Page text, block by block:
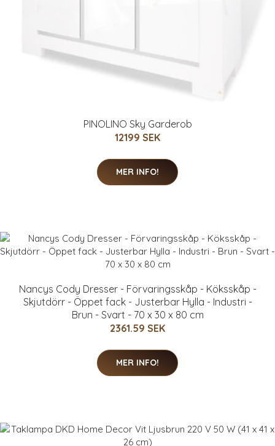
PINOLINO Sky Garderob
12199 SEK
MER INFO!
Nancys Cody Dresser - Förvaringsskåp - Köksskåp -
Skjutdörr - Öppet fack - Justerbar Hylla - Industri -
Brun - Svart - 70 x 30 x 80 cm
2361.59 SEK
MER INFO!